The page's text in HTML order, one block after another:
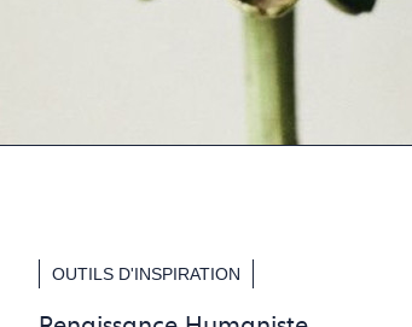
OUTILS D'INSPIRATION